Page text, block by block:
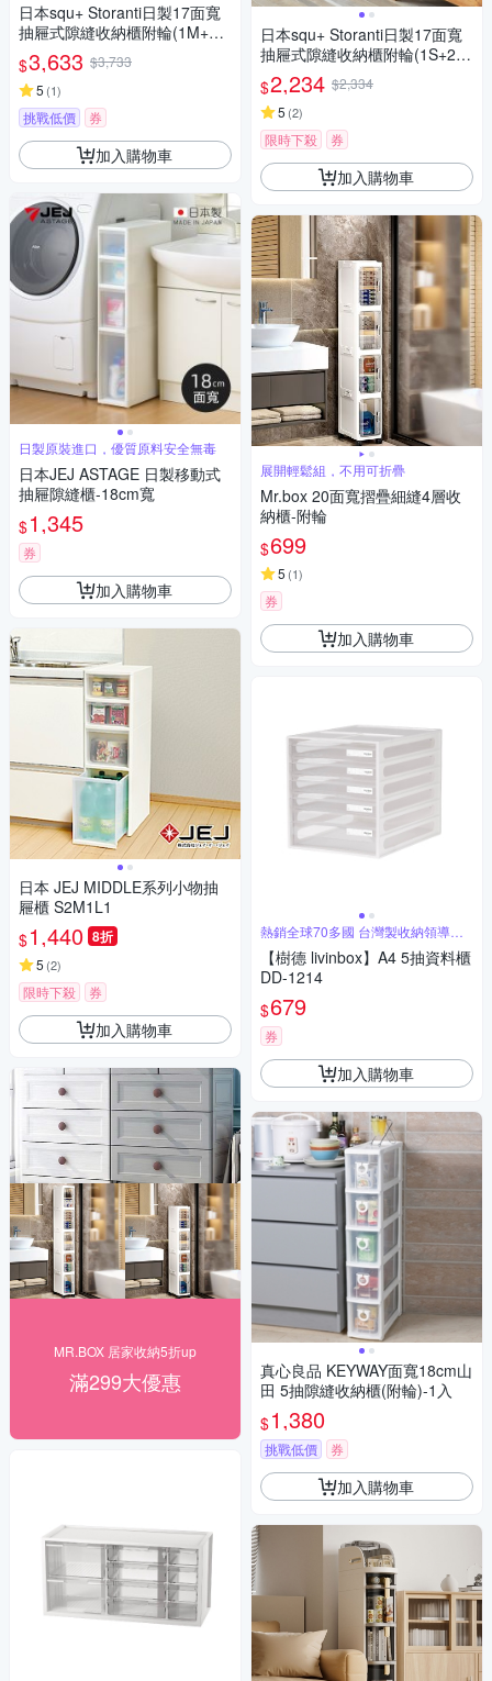
日本squ+ Storanti日製17面寬
抽屜式隙縫收納櫃附輪(1M+1L
+1LL)-多色可選
$3,633 $3,733
5 (1)
挑戰低價 券
加入購物車
日製原裝進口，優質原料安全無毒
日本JEJ ASTAGE 日製移動式
抽屜隙縫櫃-18cm寬
$1,345
券
加入購物車
日本 JEJ MIDDLE系列小物抽
屜櫃 S2M1L1
$1,440 8折
5 (2)
限時下殺 券
加入購物車
MR.BOX 居家收納5折up
滿299大優惠
日本squ+ Storanti日製17面寬
抽屜式隙縫收納櫃附輪(1S+2M
+1L)-多色可選
$2,234 $2,334
5 (2)
限時下殺 券
加入購物車
展開輕鬆組，不用可折疊
Mr.box 20面寬摺疊細縫4層收
納櫃-附輪
$699
5 (1)
券
加入購物車
熱銷全球70多國 台灣製收納領導品
牌
【樹德 livinbox】A4 5抽資料櫃
DD-1214
$679
券
加入購物車
真心良品 KEYWAY面寬18cm山
田 5抽隙縫收納櫃(附輪)-1入
$1,380
挑戰低價 券
加入購物車